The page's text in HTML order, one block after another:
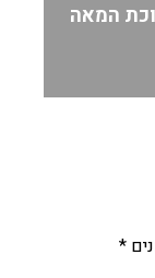
המאה
*